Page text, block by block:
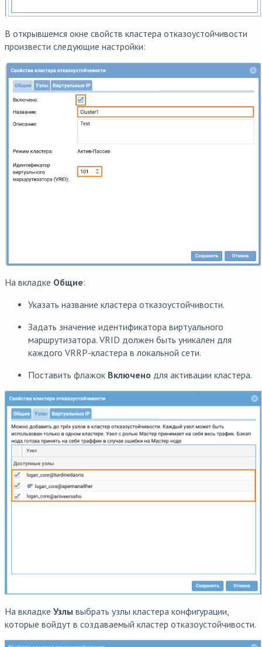
В открывшемся окне свойств кластера отказоустойчивости
произвести следующие настройки:
На вкладке Общие:
Указать название кластера отказоустойчивости.
Задать значение идентификатора виртуального
маршрутизатора. VRID должен быть уникален для
каждого VRRP-кластера в локальной сети.
Поставить флажок Включено для активации кластера.
На вкладке Узлы выбрать узлы кластера конфигурации,
которые войдут в создаваемый кластер отказоустойчивости.